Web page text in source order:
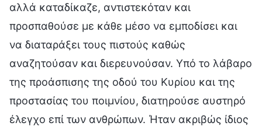
αλλά καταδίκαζε, αντιστεκόταν και
προσπαθούσε με κάθε μέσο να εμποδίσει και
να διαταράξει τους πιστούς καθώς
αναζητούσαν και διερευνούσαν. Υπό το λάβαρο
της προάσπισης της οδού του Κυρίου και της
προστασίας του ποιμνίου, διατηρούσε αυστηρό
έλεγχο επί των ανθρώπων. Ήταν ακριβώς ίδιος